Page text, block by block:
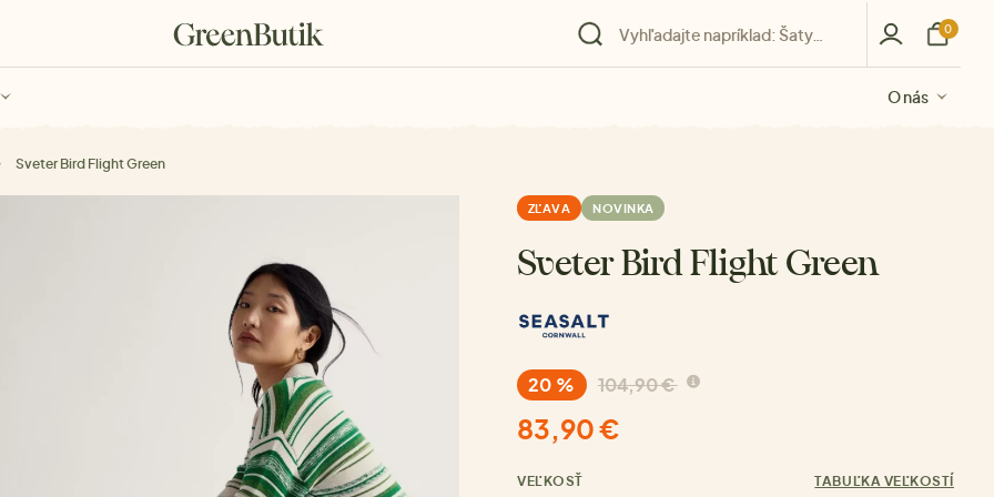
O nás
O nás
O nás
O nás
O nás
0
Sveter Bird Flight Green
ZĽAVA NOVINKA
Sveter Bird Flight Green
20 % 104,90 €
83,90 €
VEĽKOSŤ TABUĽKA VEĽKOSTÍ